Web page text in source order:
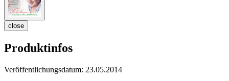
close
Produktinfos
Veröffentlichungsdatum: 23.05.2014